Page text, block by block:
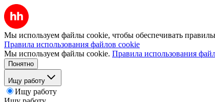
Мы используем файлы cookie, чтобы обеспечивать
Правила использования файлов cookie
Мы используем файлы cookie. Правила использования
Понятно
Ищу работу
Ищу работу